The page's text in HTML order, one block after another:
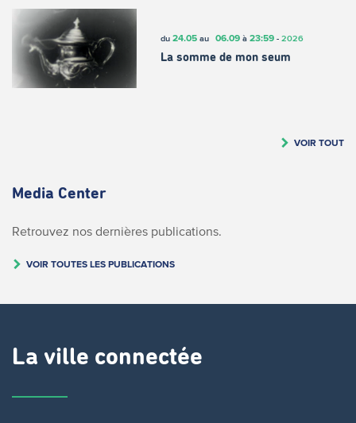
du 24.05au 06.09à 23:59- 2026
La somme de mon seum
VOIR TOUT
Media Center
Retrouvez nos dernières publications.
VOIR TOUTES LES PUBLICATIONS
La ville connectée